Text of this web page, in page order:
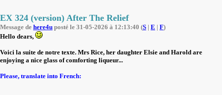
EX 324 (version) After The Relief
Message de here4u posté le 31-05-2026 à 12:13:40 (S | E | F)
Hello dears,
Voici la suite de notre texte. Mrs Rice, her daughter Elsie and Harold are
enjoying a nice glass of comforting liqueur...
Please, translate into French: